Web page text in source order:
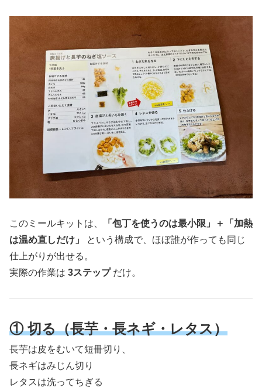
このミールキットは、
「包丁を使うのは最小限」＋「加熱
は温め直しだけ」
という構成で、ほぼ誰が作っても同じ
仕上がりが出せる。
実際の作業は 3ステップだけ。
① 切る（長芋・長ネギ・レタス）
長芋は皮をむいて短冊切り、
長ネギはみじん切り
レタスは洗ってちぎる